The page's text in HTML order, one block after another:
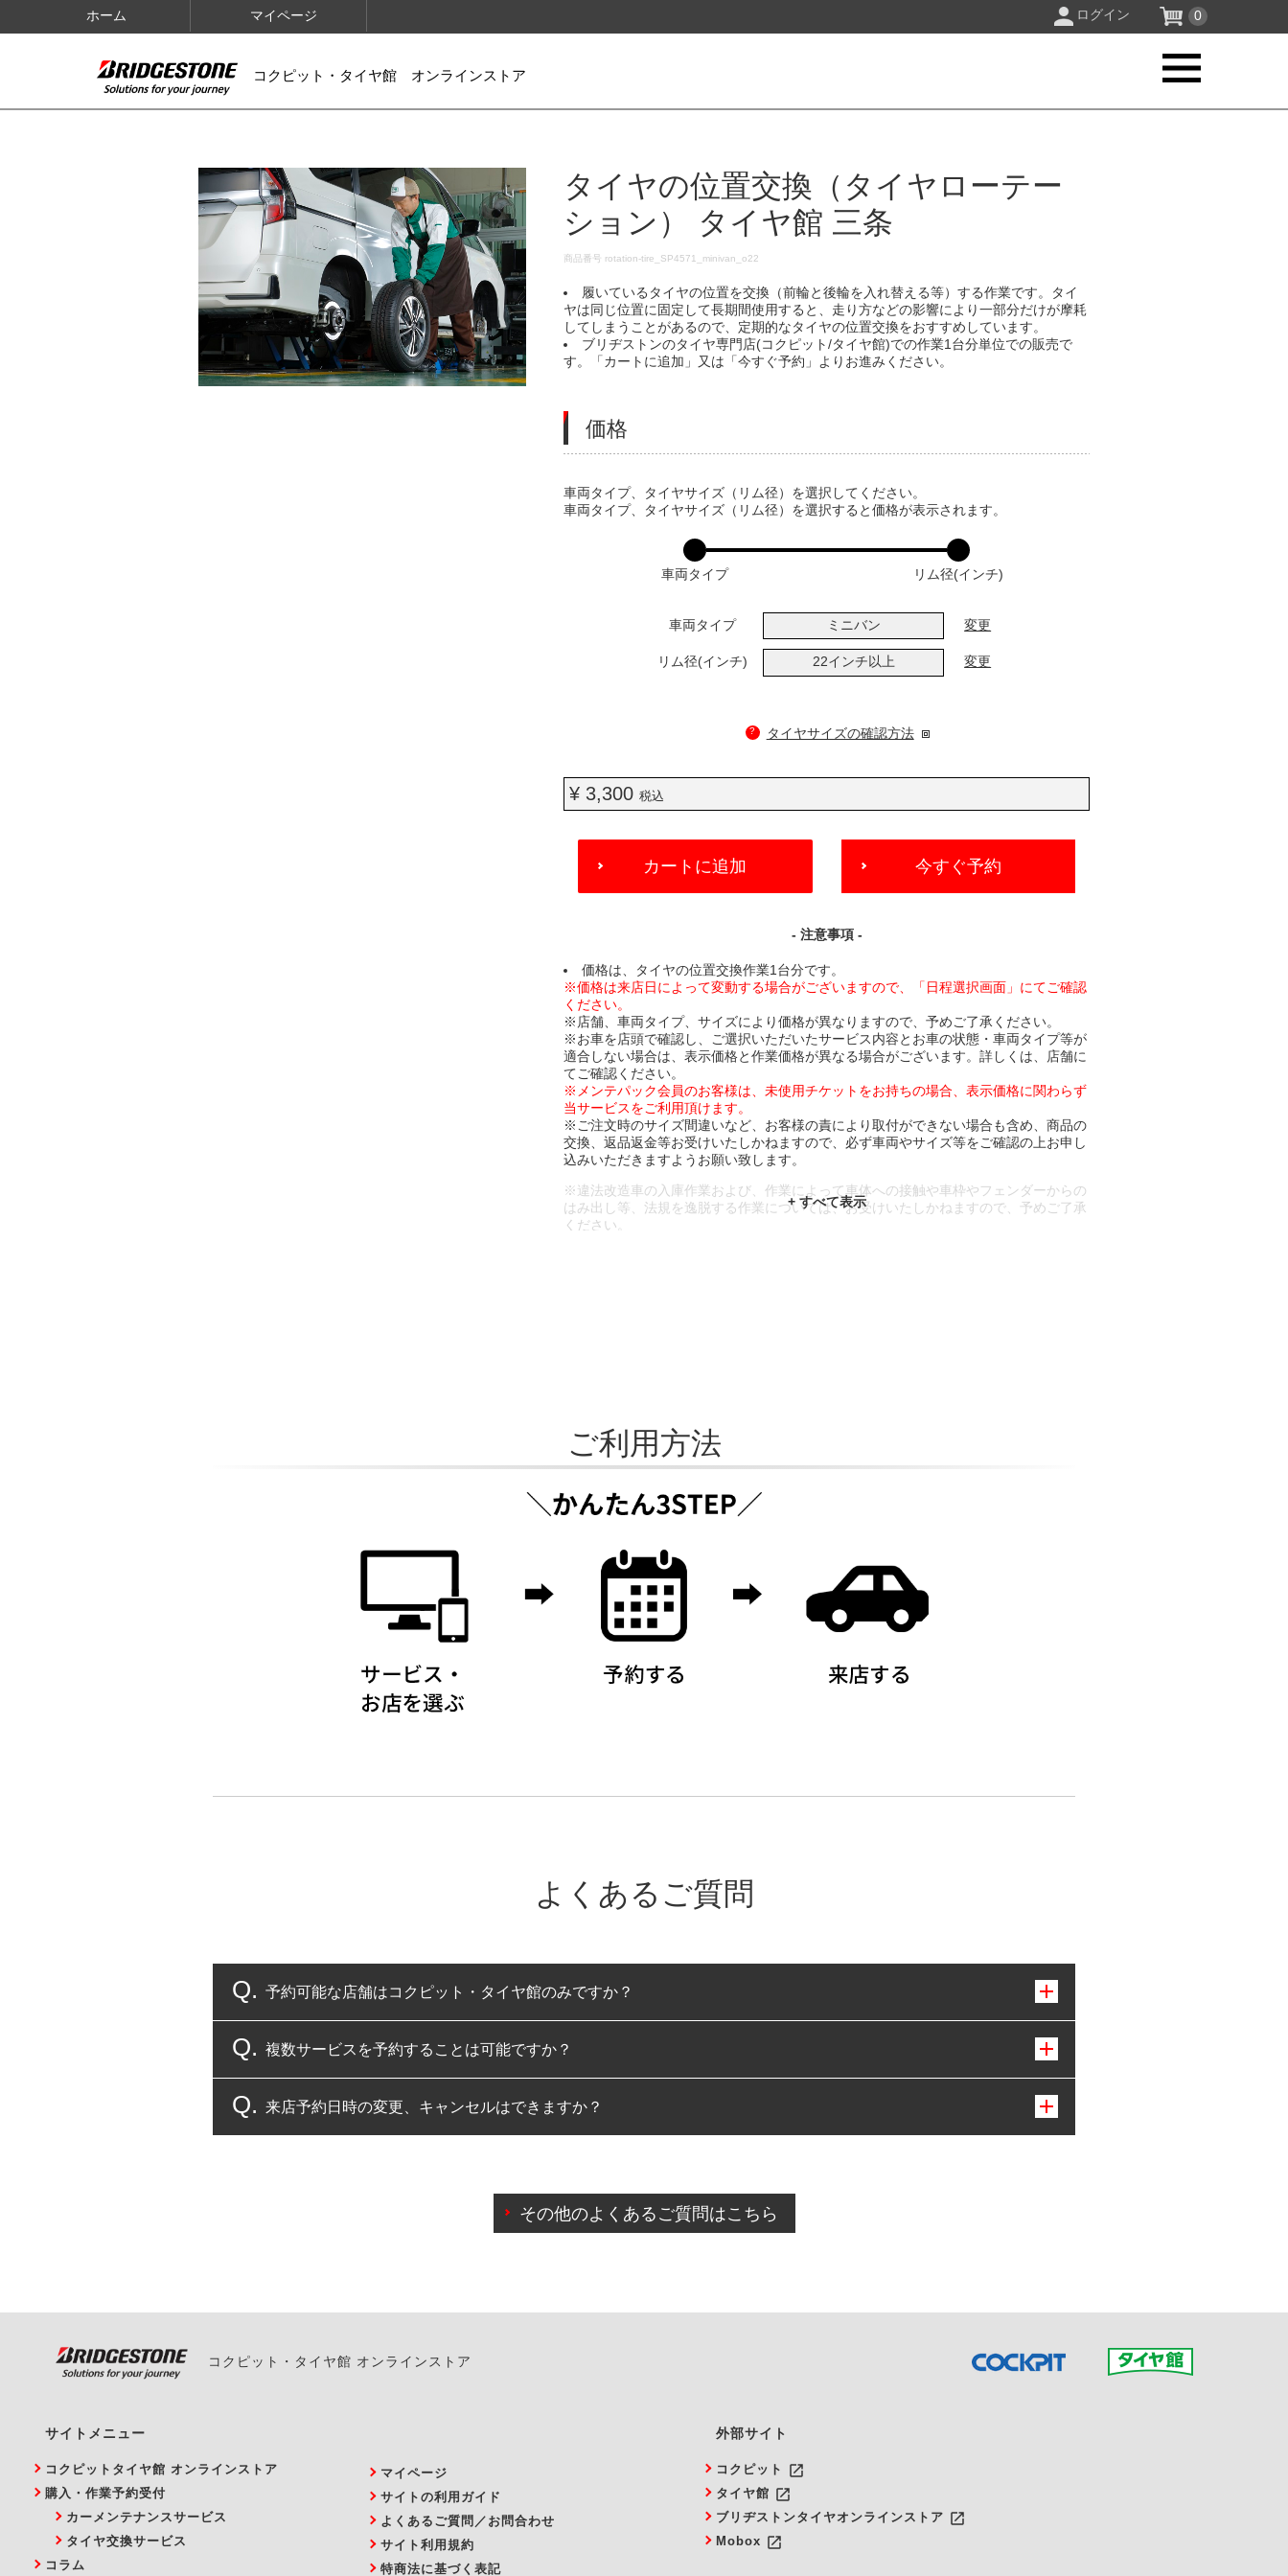
ホーム マイページ ログイン 0
コクピット・タイヤ館 オンラインストア
IMAGES
タイヤの位置交換（タイヤローテー
ション） タイヤ館 三条
DETAILS
商品番号 rotation-tire_SP4571_minivan_o22
履いているタイヤの位置を交換（前輪と後輪を入れ替える等）する作業です。タイ
ヤは同じ位置に固定して長期間使用すると、走り方などの影響により一部分だけが摩耗
してしまうことがあるので、定期的なタイヤの位置交換をおすすめしています。
ブリヂストンのタイヤ専門店(コクピット/タイヤ館)での作業1台分単位での販売で
す。「カートに追加」又は「今すぐ予約」よりお進みください。
価格
VARIATIONS
車両タイプ、タイヤサイズ（リム径）を選択してください。
車両タイプ、タイヤサイズ（リム径）を選択すると価格が表示されます。
車両タイプ リム径(インチ)
車両タイプ ミニバン 変更
リム径(インチ) 22インチ以上 変更
? タイヤサイズの確認方法
¥ 3,300税込
ADD
CART
カートに追加 今すぐ予約
- 注意事項 -
価格は、タイヤの位置交換作業1台分です。
※価格は来店日によって変動する場合がございますので、「日程選択画面」にてご確認
ください。
※店舗、車両タイプ、サイズにより価格が異なりますので、予めご了承ください。
※お車を店頭で確認し、ご選択いただいたサービス内容とお車の状態・車両タイプ等が
適合しない場合は、表示価格と作業価格が異なる場合がございます。詳しくは、店舗に
てご確認ください。
※メンテパック会員のお客様は、未使用チケットをお持ちの場合、表示価格に関わらず
当サービスをご利用頂けます。
※ご注文時のサイズ間違いなど、お客様の責により取付ができない場合も含め、商品の
交換、返品返金等お受けいたしかねますので、必ず車両やサイズ等をご確認の上お申し
込みいただきますようお願い致します。
※違法改造車の入庫作業および、作業によって車体への接触や車枠やフェンダーからの
はみ出し等、法規を逸脱する作業については、お受けいたしかねますので、予めご了承
ください。
ご利用方法
よくあるご質問
予約可能な店舗はコクピット・タイヤ館のみですか？
コクピット・タイヤ館のみとなります。
複数サービスを予約することは可能ですか？
複数サービスのご予約は可能です。
来店予約日時の変更、キャンセルはできますか？
また、やむを得ない事由によりご予約のキャンセルをご希望の際は、直接ご予約いただいた店舗へご連絡くださ
その他のよくあるご質問はこちら
コクピット・タイヤ館 オンラインストア
サイトメニュー
コクピットタイヤ館 オンラインストア
購入・作業予約受付
カーメンテナンスサービス
タイヤ交換サービス
コラム
マイページ
サイトの利用ガイド
よくあるご質問／お問合わせ
サイト利用規約
特商法に基づく表記
外部サイト
コクピット launch
タイヤ館 launch
ブリヂストンタイヤオンラインストア launch
Mobox launch